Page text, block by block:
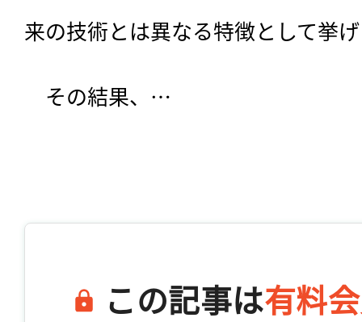
来の技術とは異なる特徴として挙
その結果、…
この記事は有料